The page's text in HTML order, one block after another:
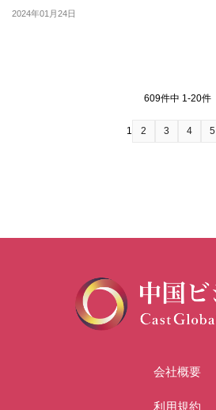
2024年01月24日
609件中 1-20件
1 2 3 4 5
会社概要
利用規約